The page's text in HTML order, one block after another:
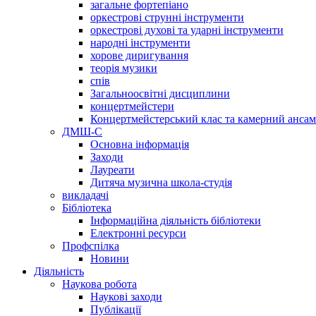
загальне фортепіано
оркестрові струнні інструменти
оркестрові духові та ударні інструменти
народні інструменти
хорове диригування
теорія музики
спів
Загальноосвітні дисциплини
концертмейстери
Концертмейстерський клас та камерний
ДМШ-С
Основна інформація
Заходи
Лауреати
Дитяча музична школа-студія
викладачі
Бібліотека
Інформаційна діяльність бібліотеки
Електронні ресурси
Профспілка
Новини
Діяльність
Наукова робота
Наукові заходи
Публікації